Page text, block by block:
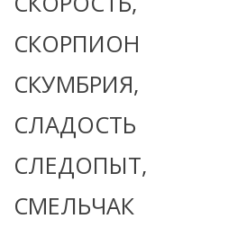
СКОРПИОН
СКУМБРИЯ,
СЛАДОСТЬ
СЛЕДОПЫТ,
СМЕЛЬЧАК